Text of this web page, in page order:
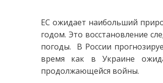
ЕС ожидает наибольший
годом. Это восстановление
погоды. В России
время как в Украине
продолжающейся войны.